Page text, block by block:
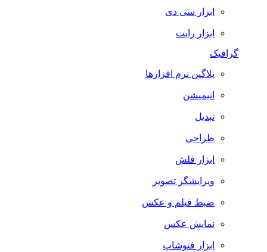
ابزار سی دی
ابزار رایت
گرافیک
پلاگین نرم افزارها
انیمیشن
تبدیل
طراحی
ابزار فلش
ویرایشگر تصویر
ضبط فيلم و عكس
نمایش عکس
ابزار فتوشاپ